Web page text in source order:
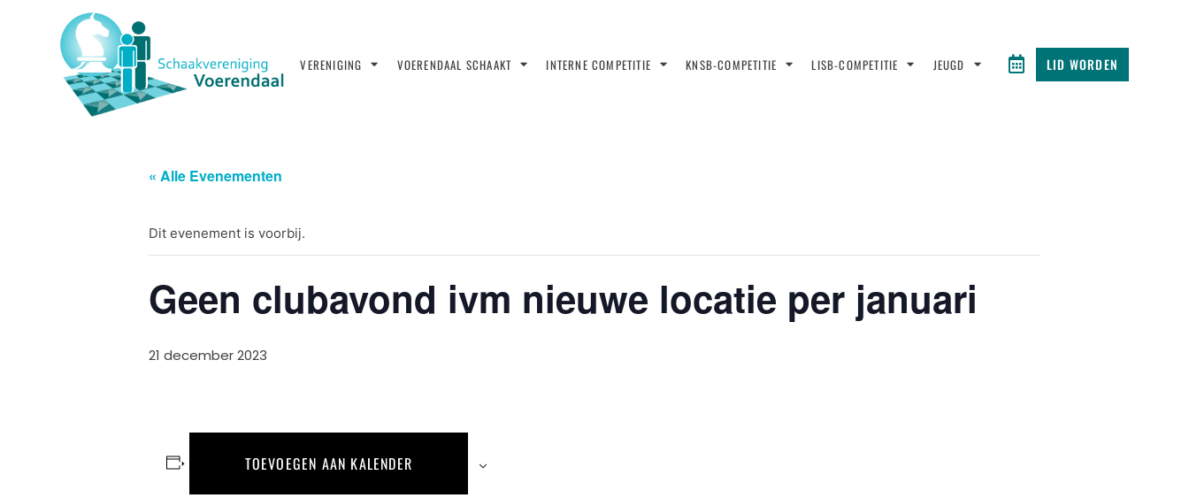
VERENIGING VOERENDAAL SCHAAKT INTERNE COMPETITIE KNSB-COMPETITIE LISB-COMPETITIE JEUGD LID WORDEN
« Alle Evenementen
Dit evenement is voorbij.
Geen clubavond ivm nieuwe locatie per januari
21 december 2023
TOEVOEGEN AAN KALENDER